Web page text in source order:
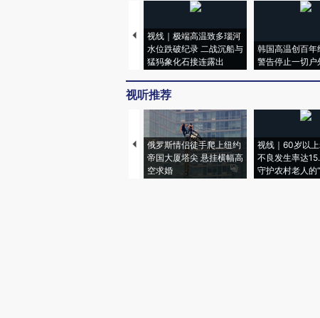
视线｜极端高温致多瑙河
水位跌破纪录 二战沉船与
猛犸象化石接连露出
韩国高温创百年
警告停止一切户
视听推荐
俄罗斯情侣徒手爬上纽约
帝国大厦塔尖 悬挂横幅高
空求婚
视线｜60岁以
不良发生率达
守护农村老人的